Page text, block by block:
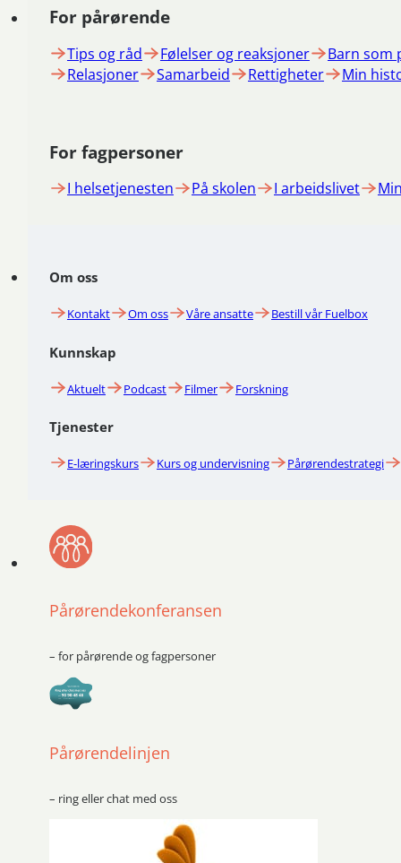
For pårørende
Tips og råd Følelser og reaksjoner
Barn som
Relasjoner
Samarbeid Rettigheter Min
For fagpersoner
I helsetjenesten På skolen I arbeidslivet
Om oss
Kontakt Om oss Våre ansatte Bestill vår Fuelbox
Kunnskap
Aktuelt Podcast Filmer Forskning
Tjenester
E-læringskurs Kurs og undervisning Pårørendestrategi
Pårørendekonferansen
– for pårørende og fagpersoner
Pårørendelinjen
– ring eller chat med oss